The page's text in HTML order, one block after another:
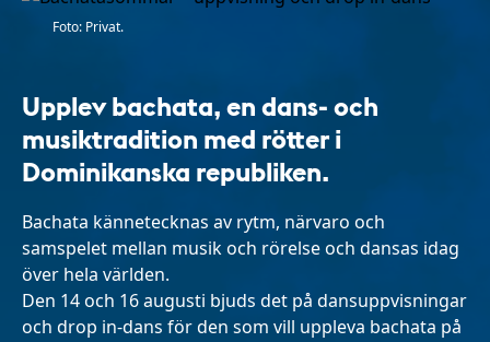
Foto: Privat.
Upplev bachata, en dans- och
musiktradition med rötter i
Dominikanska republiken.
Bachata kännetecknas av rytm, närvaro och
samspelet mellan musik och rörelse och dansas idag
över hela världen.
Den 14 och 16 augusti bjuds det på dansuppvisningar
och drop in-dans för den som vill uppleva bachata på